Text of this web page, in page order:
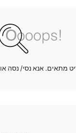
מתאים. אנא נסי/ נסה